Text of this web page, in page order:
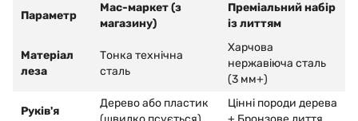
Параметр
Мас-маркет (з
магазину)
Преміальний набір
із литтям
Матеріал
леза
Тонка технічна
сталь
Харчова
нержавіюча сталь
(3 мм+)
Руків'я
Дерево або пластик
Цінні породи дерева